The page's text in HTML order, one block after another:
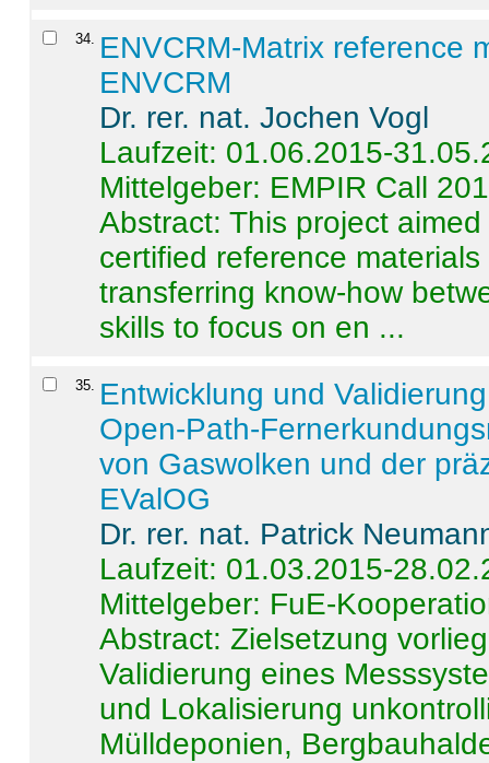
34. ENVCRM-Matrix reference
ENVCRM
Dr. rer. nat. Jochen Vogl
Laufzeit: 01.06.2015-
Mittelgeber: EMPIR Call
Abstract:This project
certified reference
transferring know-how
skills to focus on en ...
35. Entwicklung und
Open-Path-
von Gaswolken und der
EValOG
Dr. rer. nat. Patrick
Laufzeit: 01.03.2015-
Mittelgeber: FuE-
Abstract:Zielsetzung
Validierung eines
und Lokalisierung
Mülldeponien,